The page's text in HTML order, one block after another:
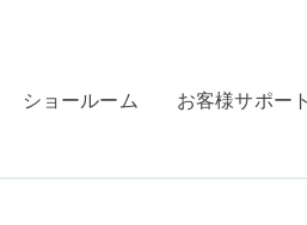
ショールーム お客様サポート